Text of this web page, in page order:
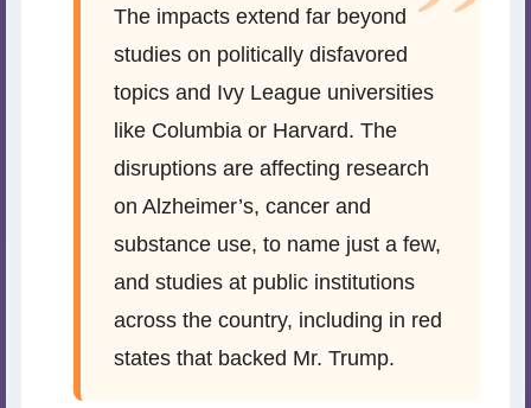
The impacts extend far beyond
studies on politically disfavored
topics and Ivy League universities
like Columbia or Harvard. The
disruptions are affecting research
on Alzheimer’s, cancer and
substance use, to name just a few,
and studies at public institutions
across the country, including in red
states that backed Mr. Trump.